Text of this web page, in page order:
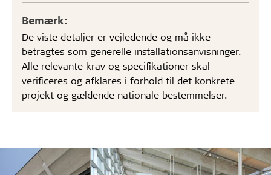
Bemærk:
De viste detaljer er vejledende og må ikke
betragtes som generelle installationsanvisninger.
Alle relevante krav og specifikationer skal
verificeres og afklares i forhold til det konkrete
projekt og gældende nationale bestemmelser.